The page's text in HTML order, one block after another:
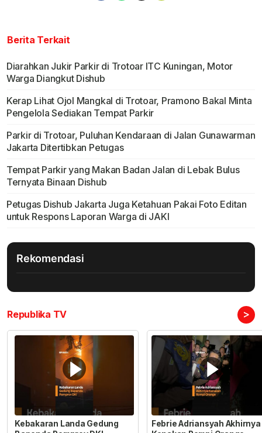
Berita Terkait
Diarahkan Jukir Parkir di Trotoar ITC Kuningan, Motor
Warga Diangkut Dishub
Kerap Lihat Ojol Mangkal di Trotoar, Pramono Bakal Minta
Pengelola Sediakan Tempat Parkir
Parkir di Trotoar, Puluhan Kendaraan di Jalan Gunawarman
Jakarta Ditertibkan Petugas
Tempat Parkir yang Makan Badan Jalan di Lebak Bulus
Ternyata Binaan Dishub
Petugas Dishub Jakarta Juga Ketahuan Pakai Foto Editan
untuk Respons Laporan Warga di JAKI
Rekomendasi
Republika TV >
Kebakaran Landa Gedung
Febrie Adriansyah Akhirnya